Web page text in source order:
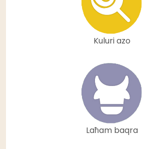
Kuluri azo
Laħam baqra